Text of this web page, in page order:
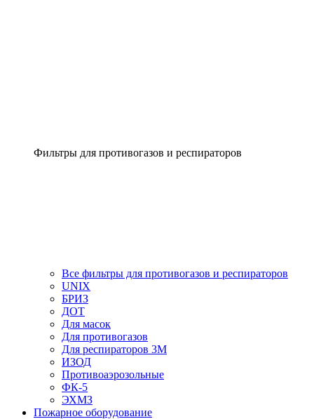
Фильтры для противогазов и респираторов
Все фильтры для противогазов и респираторов
UNIX
БРИЗ
ДОТ
Для масок
Для противогазов
Для респираторов 3М
ИЗОД
Противоаэрозольные
ФК-5
ЭХМЗ
Пожарное оборудование